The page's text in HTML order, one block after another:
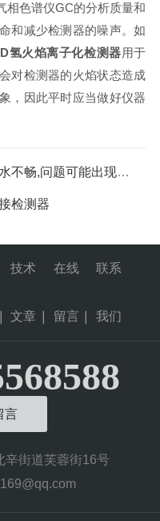
相色谱仪GC的分析质量和
和减少检测器的噪声。如
氢火焰离子化检测器用于
对检测器的火焰状态造成
，因此平时应当做好仪器
畅,问题可能出现在这
检测器
技术
文章
在线
留言
联系
我们
言
辛街道芙蓉街16号